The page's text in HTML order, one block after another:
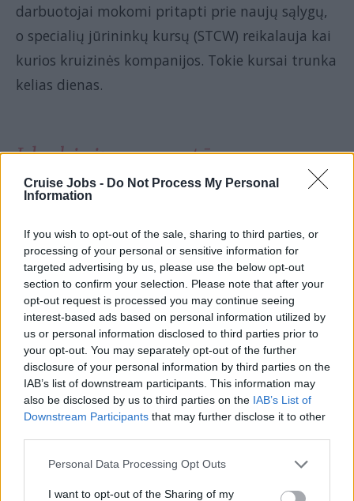
Cruise Jobs - Do Not Process My Personal
Information
If you wish to opt-out of the sale, sharing to third parties, or
processing of your personal or sensitive information for
targeted advertising by us, please use the below opt-out
section to confirm your selection. Please note that after your
opt-out request is processed you may continue seeing
interest-based ads based on personal information utilized by
us or personal information disclosed to third parties prior to
your opt-out. You may separately opt-out of the further
disclosure of your personal information by third parties on the
IAB’s list of downstream participants. This information may
also be disclosed by us to third parties on the IAB’s List of
Downstream Participants that may further disclose it to other
Please note that this website/app uses one or more Google
not limited to your visit or usage behaviour. You may click to
Personal Data Processing Opt Outs
I want to opt-out of the Sharing of my
darbuotojai mokomi pritapti prie naujų sąlygų,
o specialių jūrininkų kursų (STCW) reikalauja kai
kurios kruizinės kompanijos. Tokie kursai trunka
kelias dienas.
Įdarbinimo agentūrų
duomenų bazė
Mes turime didžiausiąįdarbinimo agentūrų
duomenų bazę. Čia galite rasti šimtus
įdarbinimo agentūrų. Daugumai jų galite išsiųsti
savo CV tiesiogiai per ši saitą.
Dėmesio!
Būkite atsargūs ieškodami informacijos apie
kruizinius laivus. Yra daug skelbimų ir saitų,
kuriais naudodamiesi turite sumokėti už